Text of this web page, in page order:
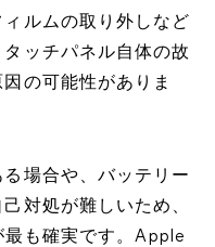
ルムの取り外しなど
ッチパネル自体の故
の可能性がありま
場合や、バッテリー
対処が難しいため、
も確実です。Apple